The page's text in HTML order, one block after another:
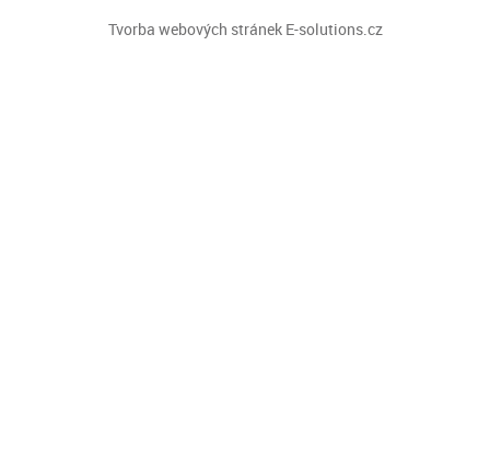
Tvorba webových stránekE-solutions.cz